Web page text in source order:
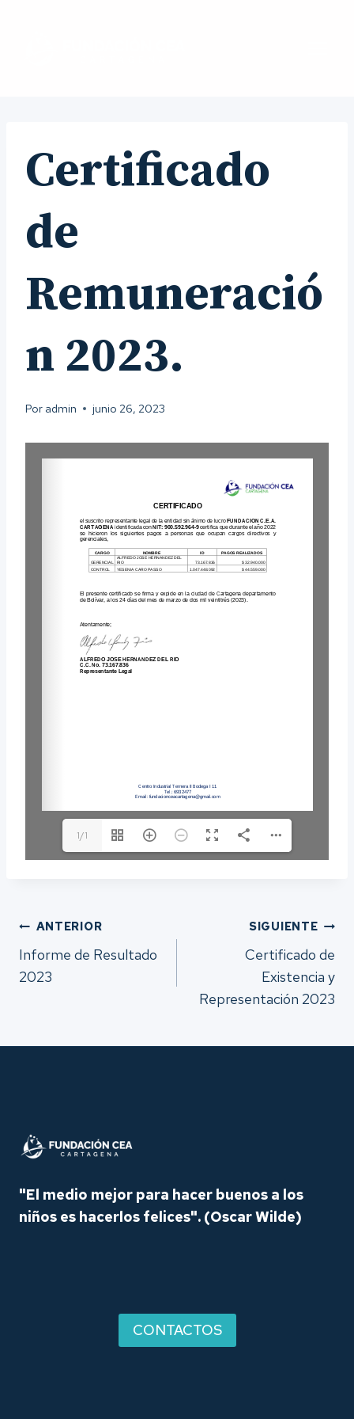
Certificado
de
Remuneració
n 2023.
Por admin junio 26, 2023
1/1
Navegación
de
ANTERIOR
Informe de Resultado
2023
SIGUIENTE
Certificado de
Existencia y
Representación 2023
"El medio mejor para hacer buenos a los
niños es hacerlos felices". (Oscar Wilde)
CONTACTOS